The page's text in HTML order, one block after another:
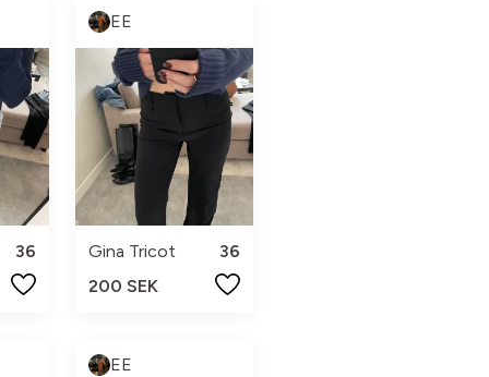
36
EE
Gina Tricot
36
200 SEK
EE